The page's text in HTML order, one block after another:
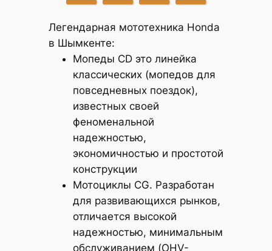
Легендарная мототехника Honda
в Шымкенте:
Мопеды CD это линейка
классических (мопедов для
повседневных поездок),
известных своей
феноменальной
надежностью,
экономичностью и простотой
конструкции
Мотоциклы CG. Разработан
для развивающихся рынков,
отличается высокой
надежностью, минимальным
обслуживанием (OHV-